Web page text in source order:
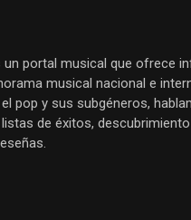
un portal musical que ofrece
musical nacional e
pop y sus subgéneros,
de éxitos,